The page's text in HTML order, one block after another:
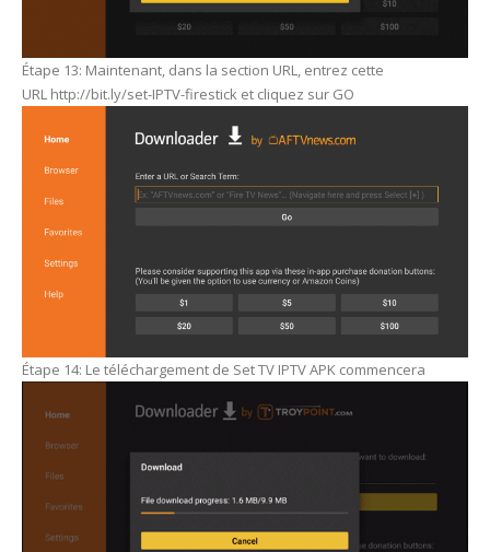
Étape 13: Maintenant, dans la section URL, entrez cette
URL http://bit.ly/set-IPTV-firestick et cliquez sur GO
Étape 14: Le téléchargement de Set TV IPTV APK commencera